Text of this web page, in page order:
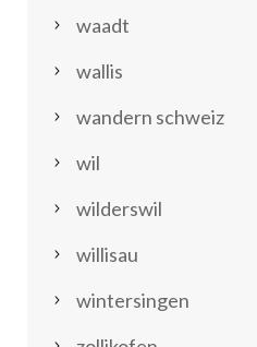
waadt
wallis
wandern schweiz
wil
wilderswil
willisau
wintersingen